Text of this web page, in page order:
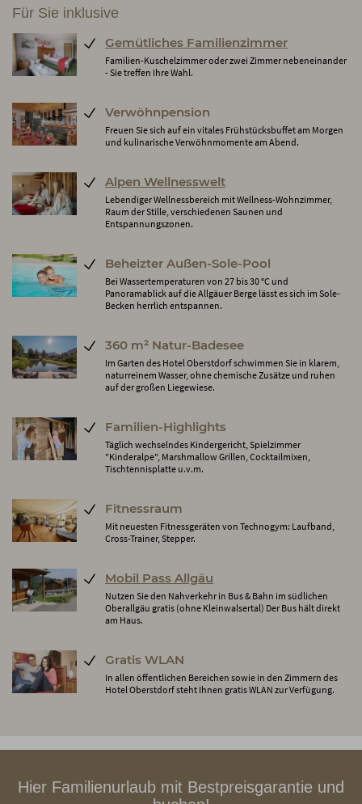
Für Sie inklusive
Gemütliches Familienzimmer
Familien-Kuschelzimmer oder zwei Zimmer nebeneinander
- Sie treffen Ihre Wahl.
Verwöhnpension
Freuen Sie sich auf ein vitales Frühstücksbuffet am Morgen
und kulinarische Verwöhnmomente am Abend.
Alpen Wellnesswelt
Lebendiger Wellnessbereich mit Wellness-Wohnzimmer,
Raum der Stille, verschiedenen Saunen und
Entspannungszonen.
Beheizter Außen-Sole-Pool
Bei Wassertemperaturen von 27 bis 30 °C und
Panoramablick auf die Allgäuer Berge lässt es sich im Sole-
Becken herrlich entspannen.
360 m² Natur-Badesee
Im Garten des Hotel Oberstdorf schwimmen Sie in klarem,
naturreinem Wasser, ohne chemische Zusätze und ruhen
auf der großen Liegewiese.
Familien-Highlights
Täglich wechselndes Kindergericht, Spielzimmer
"Kinderalpe", Marshmallow Grillen, Cocktailmixen,
Tischtennisplatte u.v.m.
Fitnessraum
Mit neuesten Fitnessgeräten von Technogym: Laufband,
Cross-Trainer, Stepper.
Mobil Pass Allgäu
Nutzen Sie den Nahverkehr in Bus & Bahn im südlichen
Oberallgäu gratis (ohne Kleinwalsertal) Der Bus hält direkt
am Haus.
Gratis WLAN
In allen öffentlichen Bereichen sowie in den Zimmern des
Hotel Oberstdorf steht Ihnen gratis WLAN zur Verfügung.
Hier Familienurlaub mit Bestpreisgarantie und